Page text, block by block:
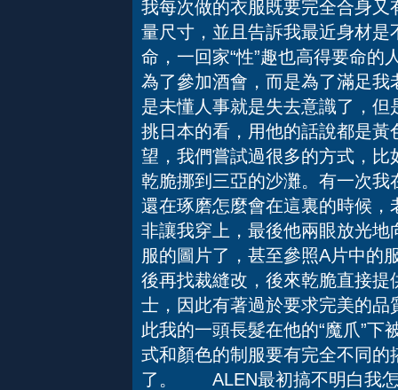
我每次做的衣服既要完全合身
量尺寸，並且告訴我最近身材
命，一回家“性”趣也高得要命的
為了參加酒會，而是為了滿足
是未懂人事就是失去意識了，
挑日本的看，用他的話說都是黃
望，我們嘗試過很多的方式，
乾脆挪到三亞的沙灘。有一次
還在琢磨怎麼會在這裏的時候
非讓我穿上，最後他兩眼放光
服的圖片了，甚至參照A片中的
後再找裁縫改，後來乾脆直接
士，因此有著過於要求完美的
此我的一頭長髮在他的“魔爪”
式和顏色的制服要有完全不同
了。 ALEN最初搞不明白我怎